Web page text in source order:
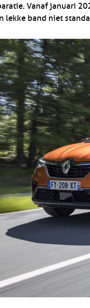
Vanaf januari
lekke band niet